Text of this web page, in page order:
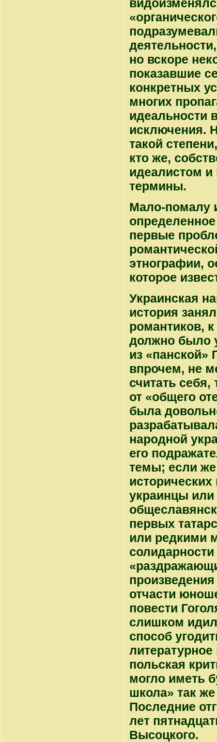
но вскоре
показавшие
конкретных
многих
идеальности
исключения.
такой
кто же,
идеалистом
термины.
Мало-помалу
первые
этнографии,
которое
Украинская
история
романтиков,
должно было
из «панской»
впрочем, не
считать
от «общего
была
народной
его
темы; если же
украинцы
первых
или редкими
отчасти
повести
слишком
способ
польская
могло иметь
школа» так
Последние
лет
Высоцкого.